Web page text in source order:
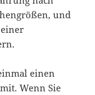
und
einen
Wenn Sie